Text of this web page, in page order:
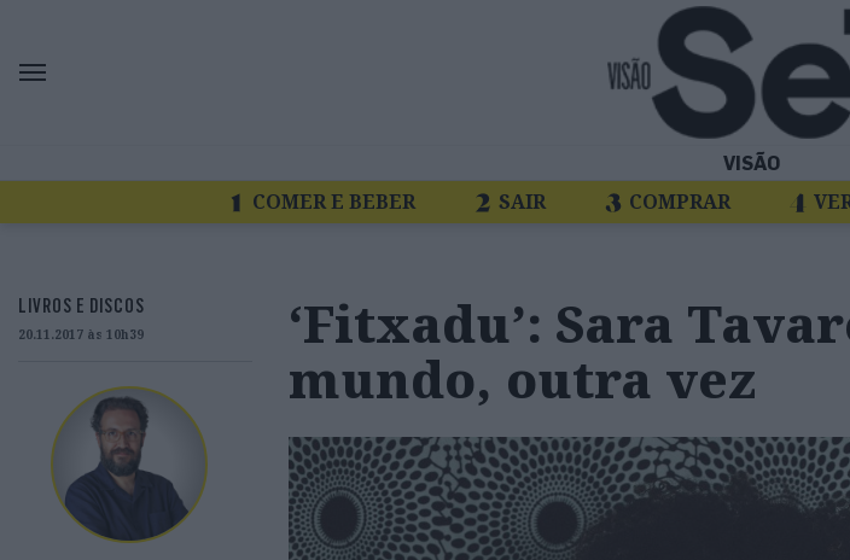
VISÃO
COMER E BEBER SAIR COMPRAR
LIVROS E DISCOS
20.11.2017 às 10h39
‘Fitxadu’: Sara
mundo, outra vez